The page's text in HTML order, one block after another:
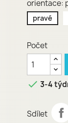
orientace:
pravé
Počet
 3-4
Sdílet